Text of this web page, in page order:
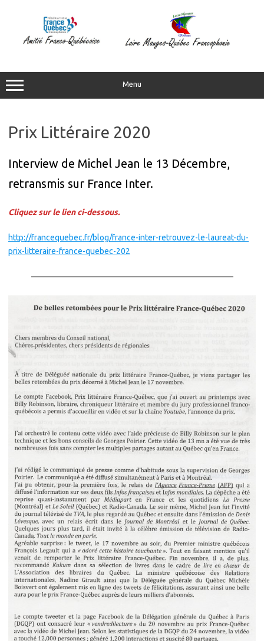
Menu
Prix Littéraire 2020
Interview de Michel Jean le 13 Décembre,
retransmis sur France Inter.
Cliquez sur le lien ci-dessous.
http://francequebec.fr/blog/france-inter-retrouvez-le-laureat-du-
prix-litteraire-france-quebec-202
————————————————————————–